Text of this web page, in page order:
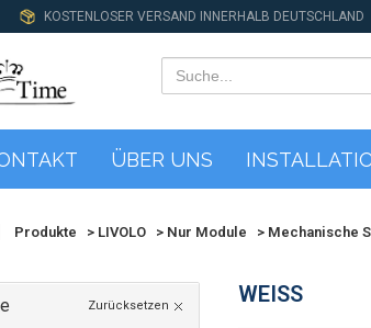
KOSTENLOSER VERSAND INNERHALB DEUTSCHLAND
ÜBER UNS
Produkte > LIVOLO > Nur Module > Mechanische
Zurücksetzen WEISS